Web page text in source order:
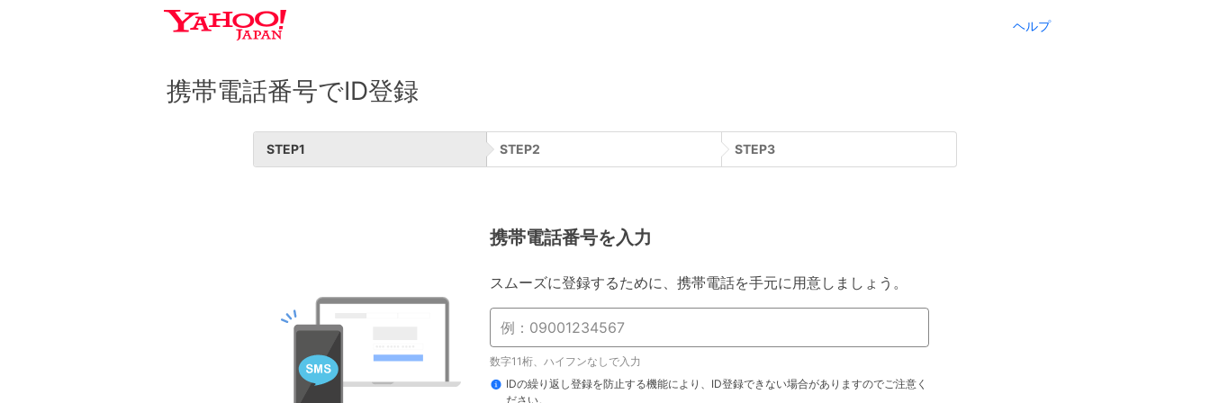
ヘルプ
携帯電話番号でID登録
STEP1 STEP2 STEP3
携帯電話番号を入力
スムーズに登録するために、携帯電話を手元に用意しましょう。
数字11桁、ハイフンなしで入力
IDの繰り返し登録を防止する機能により、ID登録できない場合がありますのでご注意く
ださい。